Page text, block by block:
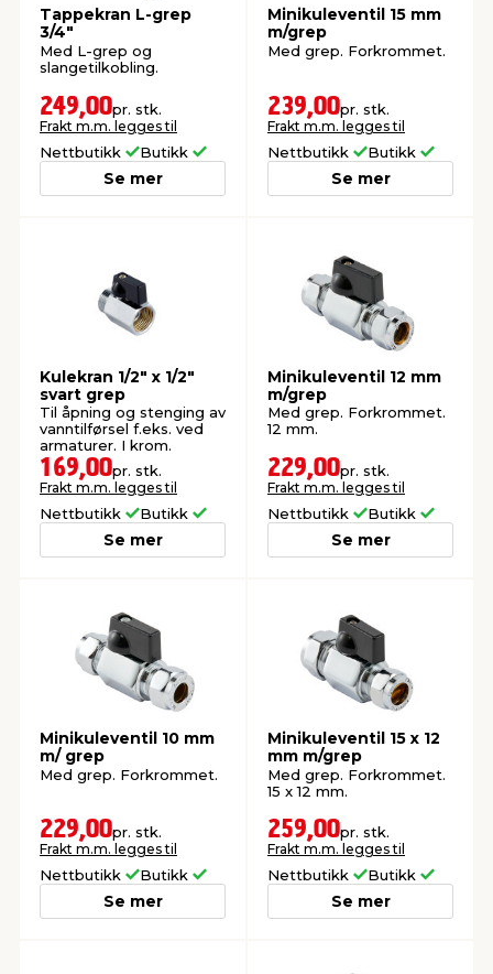
Tappekran L-grep
3/4"
Med L-grep og
slangetilkobling.
249,00pr. stk.
Frakt m.m. legges til
Nettbutikk Butikk
Se mer
Minikuleventil 15 mm
m/grep
Med grep. Forkrommet.
239,00pr. stk.
Frakt m.m. legges til
Nettbutikk Butikk
Se mer
Kulekran 1/2" x 1/2"
svart grep
Til åpning og stenging av
vanntilførsel f.eks. ved
armaturer. I krom.
169,00pr. stk.
Frakt m.m. legges til
Nettbutikk Butikk
Se mer
Minikuleventil 12 mm
m/grep
Med grep. Forkrommet.
12 mm.
229,00pr. stk.
Frakt m.m. legges til
Nettbutikk Butikk
Se mer
Minikuleventil 10 mm
m/ grep
Med grep. Forkrommet.
229,00pr. stk.
Frakt m.m. legges til
Nettbutikk Butikk
Se mer
Minikuleventil 15 x 12
mm m/grep
Med grep. Forkrommet.
15 x 12 mm.
259,00pr. stk.
Frakt m.m. legges til
Nettbutikk Butikk
Se mer